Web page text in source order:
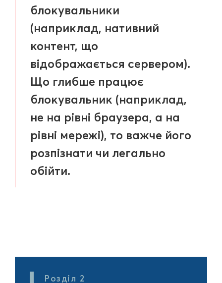
блокувальники
(наприклад, нативний
контент, що
відображається сервером).
Що глибше працює
блокувальник (наприклад,
не на рівні браузера, а на
рівні мережі), то важче його
розпізнати чи легально
обійти.
Розділ 2